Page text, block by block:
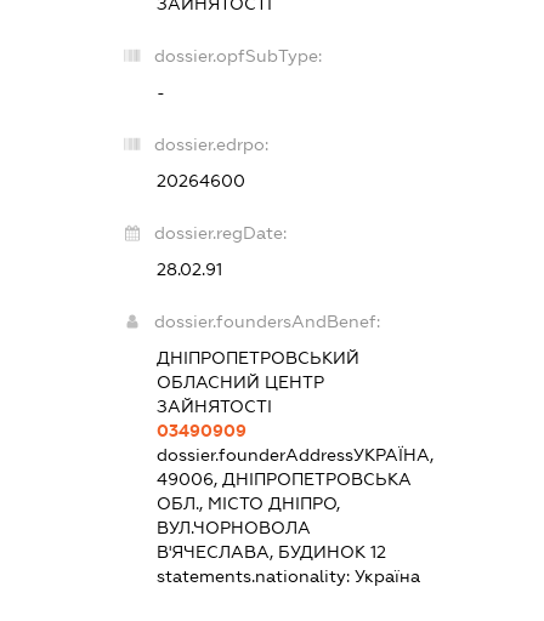
dossier.opfSubType:
-
dossier.edrpo:
20264600
dossier.regDate:
28.02.91
dossier.foundersAndBenef:
ДНІПРОПЕТРОВСЬКИЙ
ОБЛАСНИЙ ЦЕНТР
ЗАЙНЯТОСТІ
03490909
dossier.founderAddressУКРАЇНА,
49006, ДНІПРОПЕТРОВСЬКА
ОБЛ., МІСТО ДНІПРО,
ВУЛ.ЧОРНОВОЛА
В'ЯЧЕСЛАВА, БУДИНОК 12
statements.nationality: Україна